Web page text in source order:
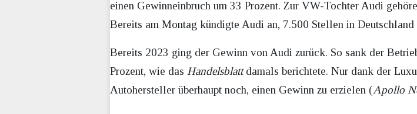
einen Gewinneinbruch um 33 Prozent. Zur VW-Tochter Audi
Bereits am Montag kündigte Audi an, 7.500 Stellen in Deutschland
Bereits 2023 ging der Gewinn von Audi zurück. So sank der
Prozent, wie das Handelsblattdamals berichtete. Nur dank der
Autohersteller überhaupt noch, einen Gewinn zu erzielen (Apollo